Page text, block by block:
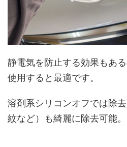
静電気を防止する効果もあ
使用すると最適です。
溶剤系シリコンオフでは除
紋など）も綺麗に除去可能。